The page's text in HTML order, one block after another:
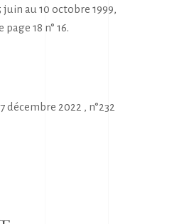
au 10 octobre 1999,
18 n° 16.
décembre 2022 , n°232